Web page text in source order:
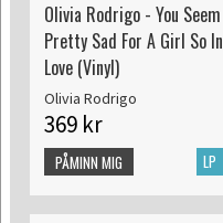
Olivia Rodrigo - You Seem
Pretty Sad For A Girl So In
Love (Vinyl)
Olivia Rodrigo
369 kr
LP
PÅMINN MIG